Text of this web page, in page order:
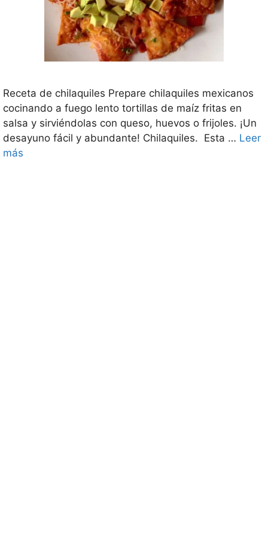
Receta de chilaquiles Prepare chilaquiles mexicanos
cocinando a fuego lento tortillas de maíz fritas en
salsa y sirviéndolas con queso, huevos o frijoles. ¡Un
desayuno fácil y abundante! Chilaquiles. Esta … Leer
más